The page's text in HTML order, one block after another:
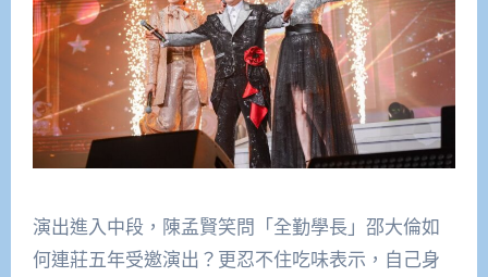
演出進入中段，陳孟賢笑問「全勤學長」邵大倫如
何連莊五年受邀演出？更忍不住吃味表示，自己身